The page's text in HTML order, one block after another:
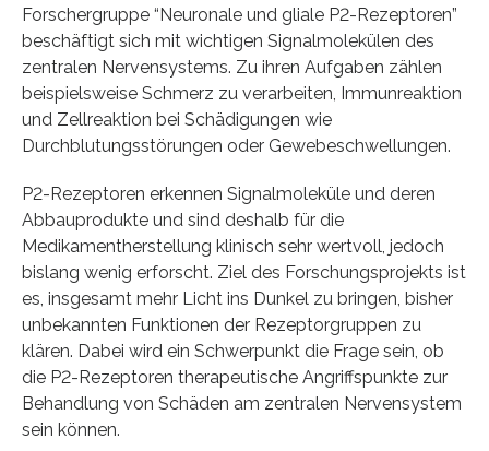
Forschergruppe “Neuronale und gliale P2-Rezeptoren”
beschäftigt sich mit wichtigen Signalmolekülen des
zentralen Nervensystems. Zu ihren Aufgaben zählen
beispielsweise Schmerz zu verarbeiten, Immunreaktion
und Zellreaktion bei Schädigungen wie
Durchblutungsstörungen oder Gewebeschwellungen.
P2-Rezeptoren erkennen Signalmoleküle und deren
Abbauprodukte und sind deshalb für die
Medikamentherstellung klinisch sehr wertvoll, jedoch
bislang wenig erforscht. Ziel des Forschungsprojekts ist
es, insgesamt mehr Licht ins Dunkel zu bringen, bisher
unbekannten Funktionen der Rezeptorgruppen zu
klären. Dabei wird ein Schwerpunkt die Frage sein, ob
die P2-Rezeptoren therapeutische Angriffspunkte zur
Behandlung von Schäden am zentralen Nervensystem
sein können.